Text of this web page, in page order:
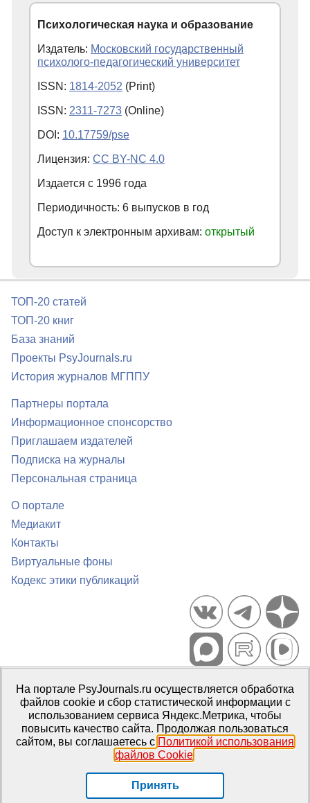
Психологическая наука и образование
Издатель: Московский государственный
психолого-педагогический университет
ISSN: 1814-2052 (Print)
ISSN: 2311-7273 (Online)
DOI: 10.17759/pse
Лицензия: CC BY-NC 4.0
Издается с 1996 года
Периодичность: 6 выпусков в год
Доступ к электронным архивам: открытый
ТОП-20 статей
ТОП-20 книг
База знаний
Проекты PsyJournals.ru
История журналов МГППУ
Партнеры портала
Информационное спонсорство
Приглашаем издателей
Подписка на журналы
Персональная страница
О портале
Медиакит
Контакты
Виртуальные фоны
Кодекс этики публикаций
Портал психологических изданий PsyJournals.ru, 2007–2026
Правила использования материалов
Свидетельство регистрации СМИЭл № ФС77-66447 от 14 июля
2016 г.
Издатель: ФГБОУ ВО МГППУ
На портале PsyJournals.ru осуществляется обработка
файлов cookie и сбор статистической информации с
использованием сервиса Яндекс.Метрика, чтобы
повысить качество сайта. Продолжая пользоваться
сайтом, вы соглашаетесь с Политикой использования
файлов Cookie.
Принять